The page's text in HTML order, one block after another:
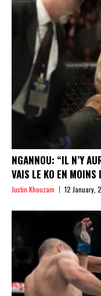
NGANNOU: “IL N’Y
VAIS LE KO EN MOINS
Justin Khouzam 12 January,